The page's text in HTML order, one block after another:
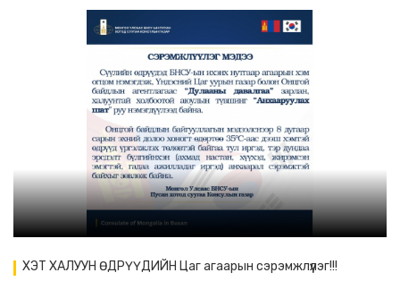
ХЭТ ХАЛУУН ӨДРҮҮДИЙН Цаг агаарын сэрэмжлүүлэг!!!